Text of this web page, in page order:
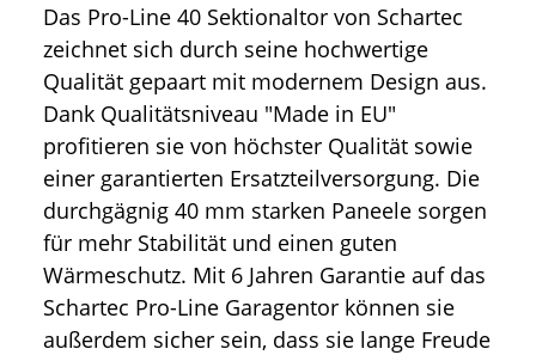
Das Pro-Line 40 Sektionaltor von Schartec
zeichnet sich durch seine hochwertige
Qualität gepaart mit modernem Design aus.
Dank Qualitätsniveau "Made in EU"
profitieren sie von höchster Qualität sowie
einer garantierten Ersatzteilversorgung. Die
durchgägnig 40 mm starken Paneele sorgen
für mehr Stabilität und einen guten
Wärmeschutz. Mit 6 Jahren Garantie auf das
Schartec Pro-Line Garagentor können sie
außerdem sicher sein, dass sie lange Freude